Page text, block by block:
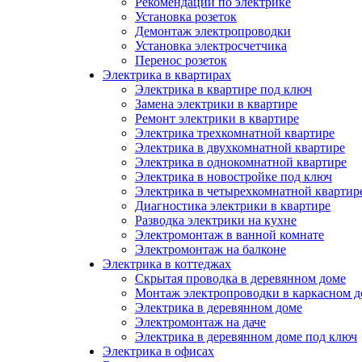
Установка розеток
Демонтаж электропроводки
Установка электросчетчика
Перенос розеток
Электрика в квартирах
Электрика в квартире под ключ
Замена электрики в квартире
Ремонт электрики в квартире
Электрика трехкомнатной квартире
Электрика в двухкомнатной квартире
Электрика в однокомнатной квартире
Электрика в новостройке под ключ
Электрика в четырехкомнатной
Диагностика электрики в квартире
Разводка электрики на кухне
Электромонтаж в ванной комнате
Электромонтаж на балконе
Электрика в коттеджах
Скрытая проводка в деревянном доме
Монтаж электропроводки в каркасном
Электрика в деревянном доме
Электромонтаж на даче
Электрика в деревянном доме под ключ
Электрика в офисах